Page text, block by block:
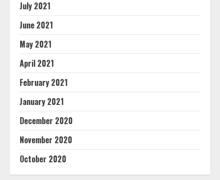
July 2021
June 2021
May 2021
April 2021
February 2021
January 2021
December 2020
November 2020
October 2020